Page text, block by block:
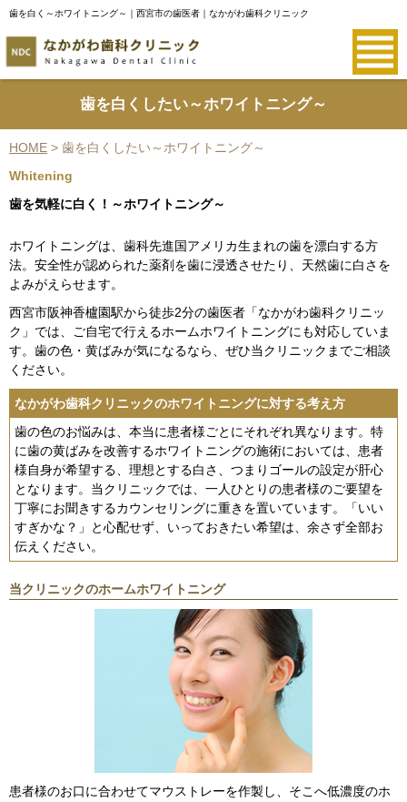
歯を白く～ホワイトニング～｜西宮市の歯医者｜なかがわ歯科クリニック
歯を白くしたい～ホワイトニング～
HOME > 歯を白くしたい～ホワイトニング～
Whitening
歯を気軽に白く！～ホワイトニング～
ホワイトニングは、歯科先進国アメリカ生まれの歯を漂白する方
法。安全性が認められた薬剤を歯に浸透させたり、天然歯に白さを
よみがえらせます。
西宮市阪神香櫨園駅から徒歩2分の歯医者「なかがわ歯科クリニッ
ク」では、ご自宅で行えるホームホワイトニングにも対応していま
す。歯の色・黄ばみが気になるなら、ぜひ当クリニックまでご相談
ください。
なかがわ歯科クリニックのホワイトニングに対する考え方
歯の色のお悩みは、本当に患者様ごとにそれぞれ異なります。特
に歯の黄ばみを改善するホワイトニングの施術においては、患者
様自身が希望する、理想とする白さ、つまりゴールの設定が肝心
となります。当クリニックでは、一人ひとりの患者様のご要望を
丁寧にお聞きするカウンセリングに重きを置いています。「いい
すぎかな？」と心配せず、いっておきたい希望は、余さず全部お
伝えください。
当クリニックのホームホワイトニング
患者様のお口に合わせてマウストレーを作製し、そこへ低濃度のホ